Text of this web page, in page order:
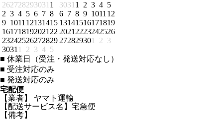
262728293031 1
2 3 4 5 6 7 8
9 1011 12131415
161718192021 22
23242526272829
3031 1 2 3 4 5
3031 1 2 3 4 5
6 7 8 9 1011 12
13141516171819
2021 2223242526
272829301 2 3
■ 休業日（受注・発送対応なし）
■ 受注対応のみ
■ 発送対応のみ
宅配便
【業者】 ヤマト運輸
【配送サービス名】宅急便
【備考】